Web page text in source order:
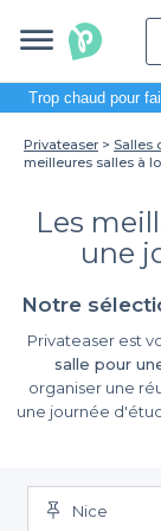
Trop chaud pour
Privateaser Salles
meilleures salles à
Les
une
Notre
Privateaser est
salle pour
organiser une
une journée
salle pour une
journée ou une
vos attentes,
Nice